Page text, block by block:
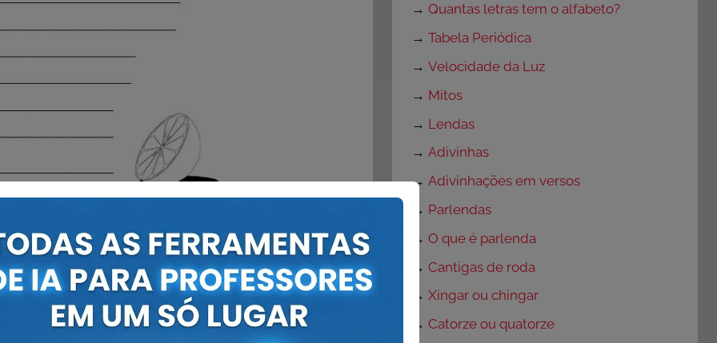
link abaixo:
→Quantas letras tem o alfabeto?
→Tabela Periódica
→Velocidade da Luz
→ Mitos
→ Lendas
→Adivinhas
→Adivinhações em versos
→ Parlendas
→O que é parlenda
→Cantigas de roda
→Xingar ou chingar
→Catorze ou quatorze